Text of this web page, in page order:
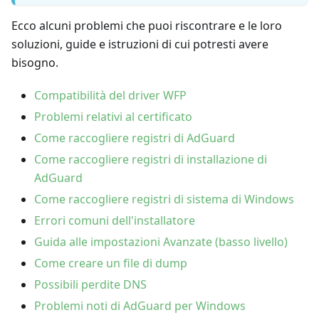
Ecco alcuni problemi che puoi riscontrare e le loro
soluzioni, guide e istruzioni di cui potresti avere
bisogno.
Compatibilità del driver WFP
Problemi relativi al certificato
Come raccogliere registri di AdGuard
Come raccogliere registri di installazione di
AdGuard
Come raccogliere registri di sistema di Windows
Errori comuni dell'installatore
Guida alle impostazioni Avanzate (basso livello)
Come creare un file di dump
Possibili perdite DNS
Problemi noti di AdGuard per Windows